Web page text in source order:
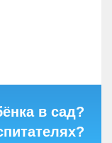
в сад?